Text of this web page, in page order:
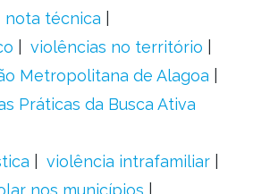
nota técnica
violências no território
Metropolitana de Alagoa
Práticas da Busca Ativa
violência intrafamiliar
nos municípios